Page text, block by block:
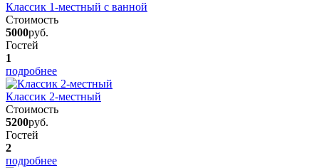
Классик 1-местный с ванной
Стоимость
5000руб.
Гостей
1
подробнее
Классик 2-местный
Стоимость
5200руб.
Гостей
2
подробнее